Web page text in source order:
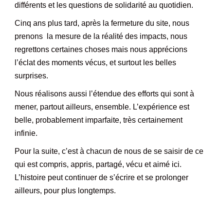
différents et les questions de solidarité au quotidien.
Cinq ans plus tard, après la fermeture du site, nous
prenons la mesure de la réalité des impacts, nous
regrettons certaines choses mais nous apprécions
l’éclat des moments vécus, et surtout les belles
surprises.
Nous réalisons aussi l’étendue des efforts qui sont à
mener, partout ailleurs, ensemble. L’expérience est
belle, probablement imparfaite, très certainement
infinie.
Pour la suite, c’est à chacun de nous de se saisir de ce
qui est compris, appris, partagé, vécu et aimé ici.
L’histoire peut continuer de s’écrire et se prolonger
ailleurs, pour plus longtemps.